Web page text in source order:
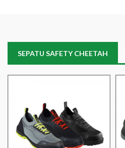
SEPATU SAFETY CHEETAH